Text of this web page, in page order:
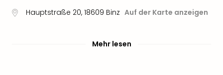
Hauptstraße 20, 18609 Binz Auf der Karte anzeigen
Mehr lesen